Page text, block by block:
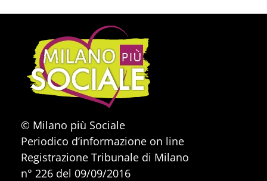
© Milano più Sociale
Periodico d’informazione on line
Registrazione Tribunale di Milano
n° 226 del 09/09/2016